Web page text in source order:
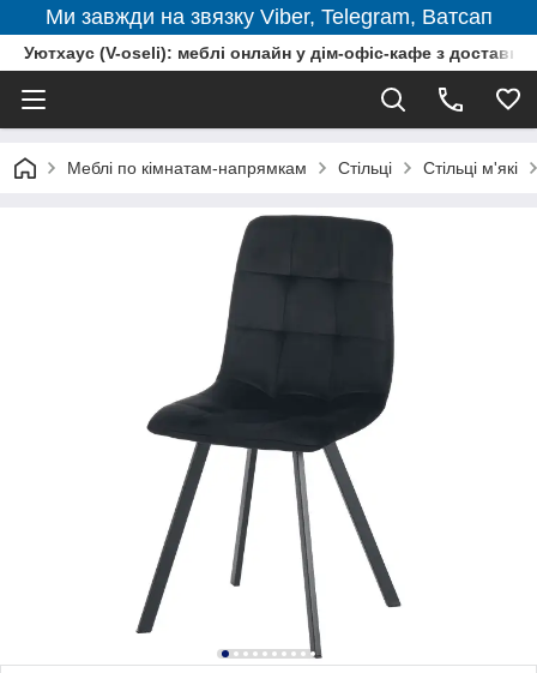
Ми завжди на звязку Viber, Telegram, Ватсап
Уютхаус (V-oseli): меблі онлайн у дім-офіс-кафе з
Меблі по кімнатам-напрямкам Стільці Стільці м'які